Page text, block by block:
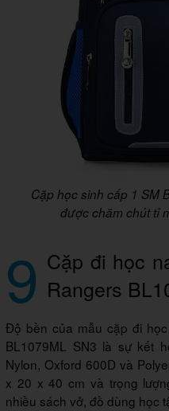
Cặp học sinh cấp 1 SM
được chăm chút tỉ
9 Cặp đi học
Rangers
Độ bền của mẫu cặp đi
BL1079ML SN3 là sự kết
Nylon, Oxford 600D và
x 20 x 40 cm và trọng
nhiều sách vở, đồ dùng học